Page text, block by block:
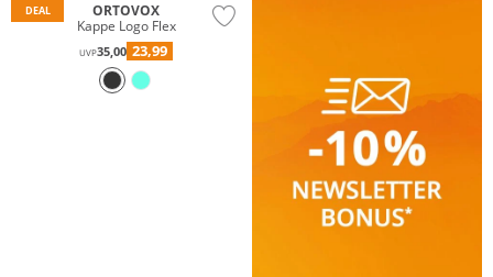
DEAL
ORTOVOX
Kappe Logo Flex
UVP35,00 23,99